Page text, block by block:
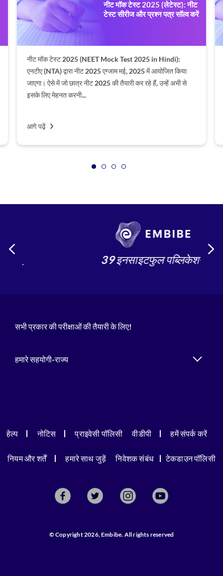
नीट मॉक टेस्ट 2025 (लेटेस्ट): नीट
टेस्ट सीरीज और प्रश्न पत्र सॉल्व करें
नीट मॉक टेस्ट 2025 (NEET Mock Test 2025 in Hindi):
एनटीए (NTA) द्वारा नीट 2025 एग्जाम मई, 2025 में आयोजित किया
जाएगा। ऐसे में जो छात्र नीट 2025 की तैयारी कर रहे हैं, उन्हें अभी से
इसके लिए मेहनत करनी...
आगे पढ़ें
39 इनसाइटफुल पब्लिकेशन
सभी प्रकार की परीक्षाओं की तैयारी के लिए!
हमारे सहयोगी-राज्य
हेल्प नोटिस प्राइवेसी पॉलिसी वीडीपी हमें संपर्क करें
नियम और शर्तें हमारे साथ जुड़ें निवेशक संबंध टेकडाउन पॉलिसी
© Copyright 2026, Embibe. All rights reserved